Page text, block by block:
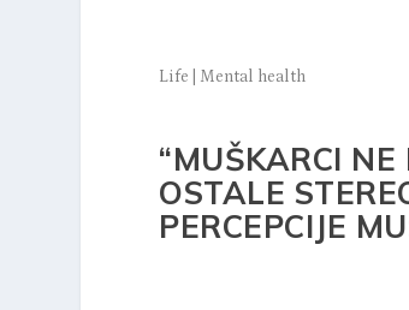
Life Mental health
“MUŠKARCI NE
OSTALE
PERCEPCIJE